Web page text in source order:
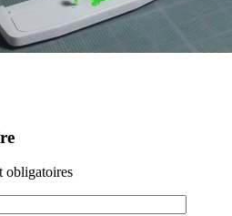
obligatoires